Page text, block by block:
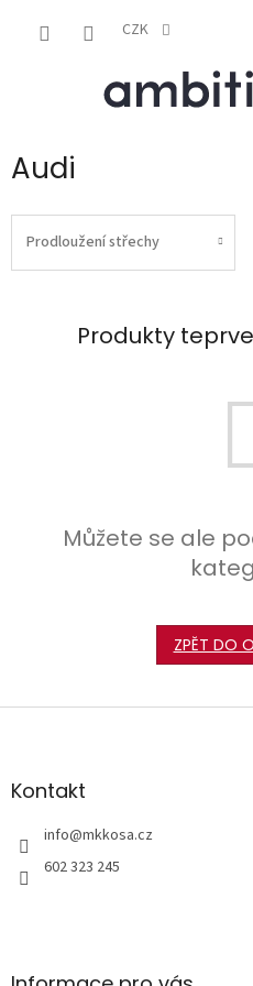
CZK
Audi
Prodloužení střechy
Produkty
Můžete se ale
ZPĚT DO
Z
aKontakt
info@mkkosa.cz
602 323 245